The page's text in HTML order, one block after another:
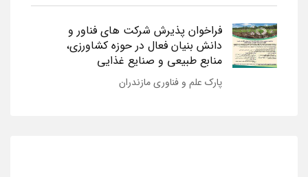
فراخوان پذیرش شرکت های فناور و
دانش بنیان فعال در حوزه کشاورزی،
منابع طبیعی و صنایع غذایی
پارک علم و فناوری مازندران